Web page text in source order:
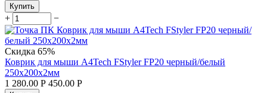
Купить
+ −
Скидка 65%
Коврик для мыши A4Tech FStyler FP20 черный/белый
250x200x2мм
1 280.00 Р 450.00 Р